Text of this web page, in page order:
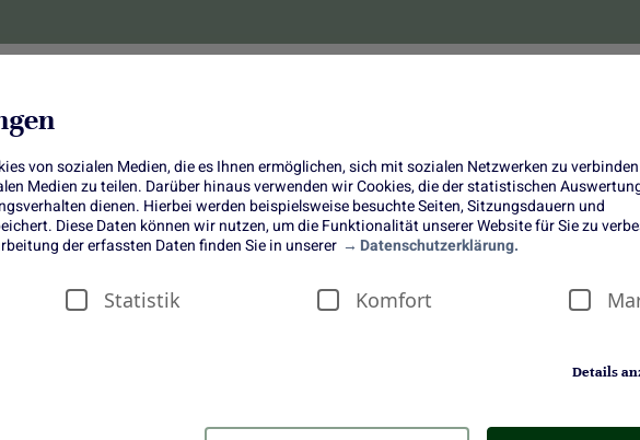
von sozialen Medien, die es Ihnen ermöglichen, sich mit sozialen Netzwerken zu
Medien zu teilen. Darüber hinaus verwenden wir Cookies, die der statistischen
dienen. Hierbei werden beispielsweise besuchte Seiten, Sitzungsdauern und
Diese Daten können wir nutzen, um die Funktionalität unserer Website für Sie zu
der erfassten Daten finden Sie in unserer
Datenschutzerklärung.
Statistik Komfort
Details
Sandwich mit frittiertem Rucola
und Chimichurri Mayonnaise